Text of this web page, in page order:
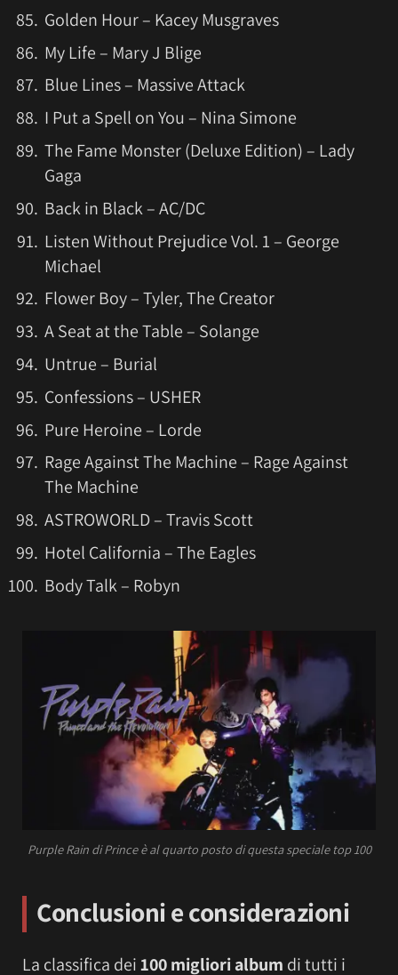
Golden Hour – Kacey Musgraves
My Life – Mary J Blige
Blue Lines – Massive Attack
I Put a Spell on You – Nina Simone
The Fame Monster (Deluxe Edition) – Lady
Gaga
Back in Black – AC/DC
Listen Without Prejudice Vol. 1 – George
Michael
Flower Boy – Tyler, The Creator
A Seat at the Table – Solange
Untrue – Burial
Confessions – USHER
Pure Heroine – Lorde
Rage Against The Machine – Rage Against
The Machine
ASTROWORLD – Travis Scott
Hotel California – The Eagles
Body Talk – Robyn
Purple Rain di Prince è al quarto posto di questa speciale top 100
Conclusioni e considerazioni
La classifica dei100 migliori album di tutti i